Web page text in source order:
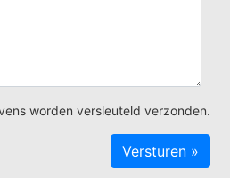
worden versleuteld verzonden.